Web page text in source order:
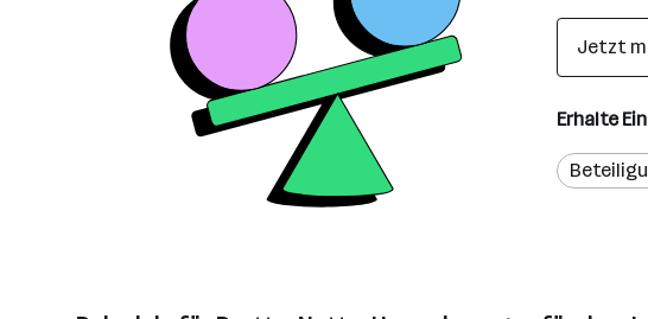
Jetzt
Erhalte